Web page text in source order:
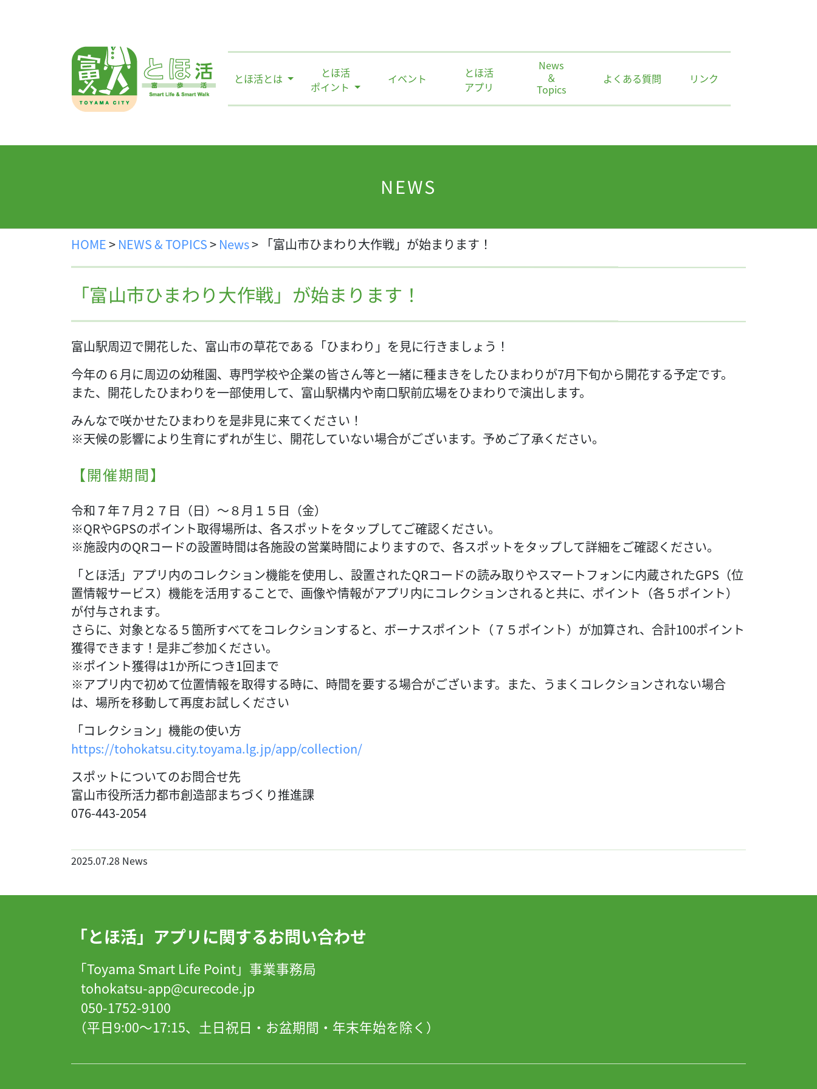
とほ活とは
とほ活
ポイント
イベント
とほ活
アプリ
News
＆
Topics
よくある質問 リンク
NEWS
HOME> NEWS & TOPICS> News> 「富山市ひまわり大作戦」が始まります！
「富山市ひまわり大作戦」が始まります！
富山駅周辺で開花した、富山市の草花である「ひまわり」を見に行きましょう！
今年の６月に周辺の幼稚園、専門学校や企業の皆さん等と一緒に種まきをしたひまわりが7月下旬から開花する予定です。
また、開花したひまわりを一部使用して、富山駅構内や南口駅前広場をひまわりで演出します。
みんなで咲かせたひまわりを是非見に来てください！
※天候の影響により生育にずれが生じ、開花していない場合がございます。予めご了承ください。
【開催期間】
令和７年７月２７日（日）～８月１５日（金）
※QRやGPSのポイント取得場所は、各スポットをタップしてご確認ください。
※施設内のQRコードの設置時間は各施設の営業時間によりますので、各スポットをタップして詳細をご確認ください。
「とほ活」アプリ内のコレクション機能を使用し、設置されたQRコードの読み取りやスマートフォンに内蔵されたGPS（位
置情報サービス）機能を活用することで、画像や情報がアプリ内にコレクションされると共に、ポイント（各５ポイント）
が付与されます。
さらに、対象となる５箇所すべてをコレクションすると、ボーナスポイント（７５ポイント）が加算され、合計100ポイント
獲得できます！是非ご参加ください。
※ポイント獲得は1か所につき1回まで
※アプリ内で初めて位置情報を取得する時に、時間を要する場合がございます。また、うまくコレクションされない場合
は、場所を移動して再度お試しください
「コレクション」機能の使い方
https://tohokatsu.city.toyama.lg.jp/app/collection/
スポットについてのお問合せ先
富山市役所活力都市創造部まちづくり推進課
076-443-2054
2025.07.28 News
「とほ活」アプリに関するお問い合わせ
「Toyama Smart Life Point」事業事務局
tohokatsu-app@curecode.jp
050-1752-9100
（平日9:00～17:15、土日祝日・お盆期間・年末年始を除く）